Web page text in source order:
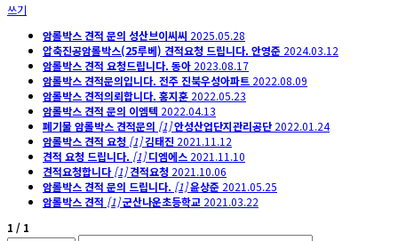
쓰기
암롤박스 견적 문의 성산브이씨씨 2025.05.28
압축진공암롤박스(25루베) 견적요청 드립니다. 안영준 2024.03.12
암롤박스 견적 요청드립니다. 동아 2023.08.17
암롤박스 견적문의입니다. 전주 진북우성아파트 2022.08.09
암롤박스 견적의뢰합니다. 홍지훈 2022.05.23
암롤박스 견적 문의 이엠텍 2022.04.13
폐기물 암롤박스 견적문의 [1]안성산업단지관리공단 2022.01.24
암롤박스 견적 요청 [1]김태진 2021.11.12
견적 요청 드립니다. [1] 디엠에스 2021.11.10
견적요청합니다 [1] 견적요청 2021.10.06
암롤박스 견적 문의 드립니다. [1]윤상준 2021.05.25
암롤박스 견적 [1]군산나운초등학교 2021.03.22
1 / 1